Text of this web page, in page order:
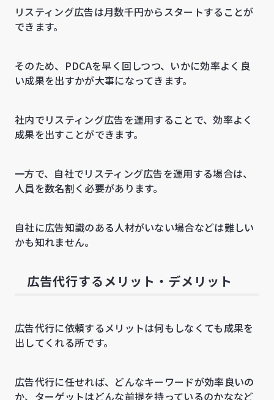
リスティング広告は月数千円からスタートすることが
できます。
そのため、PDCAを早く回しつつ、いかに効率よく良
い成果を出すかが大事になってきます。
社内でリスティング広告を運用することで、効率よく
成果を出すことができます。
一方で、自社でリスティング広告を運用する場合は、
人員を数名割く必要があります。
自社に広告知識のある人材がいない場合などは難しい
かも知れません。
広告代行するメリット・デメリット
広告代行に依頼するメリットは何もしなくても成果を
出してくれる所です。
広告代行に任せれば、どんなキーワードが効率良いの
か、ターゲットはどんな前提を持っているのかななど